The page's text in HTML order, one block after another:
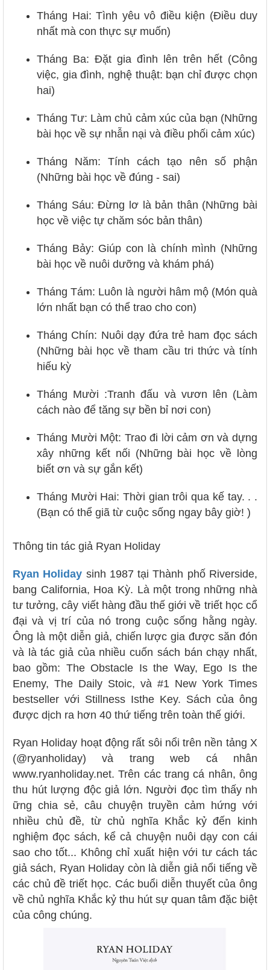
Tháng Hai: Tình yêu vô điều kiện (Điều duy
nhất mà con thực sự muốn)
Tháng Ba: Đặt gia đình lên trên hết (Công
việc, gia đình, nghệ thuật: bạn chỉ được chọn
hai)
Tháng Tư: Làm chủ cảm xúc của bạn (Những
bài học về sự nhẫn nại và điều phối cảm xúc)
Tháng Năm: Tính cách tạo nên số phận
(Những bài học về đúng - sai)
Tháng Sáu: Đừng lơ là bản thân (Những bài
học về việc tự chăm sóc bản thân)
Tháng Bảy: Giúp con là chính mình (Những
bài học về nuôi dưỡng và khám phá)
Tháng Tám: Luôn là người hâm mộ (Món quà
lớn nhất bạn có thể trao cho con)
Tháng Chín: Nuôi dạy đứa trẻ ham đọc sách
(Những bài học về tham cầu tri thức và tính
hiếu kỳ
Tháng Mười :Tranh đấu và vươn lên (Làm
cách nào để tăng sự bền bỉ nơi con)
Tháng Mười Một: Trao đi lời cảm ơn và dựng
xây những kết nối (Những bài học về lòng
biết ơn và sự gắn kết)
Tháng Mười Hai: Thời gian trôi qua kế tay. . .
(Bạn có thể giã từ cuộc sống ngay bây giờ! )
Thông tin tác giả Ryan Holiday
Ryan Holiday sinh 1987 tại Thành phố Riverside,
bang California, Hoa Kỳ. Là một trong những nhà
tư tưởng, cây viết hàng đầu thế giới về triết học cổ
đại và vị trí của nó trong cuộc sống hằng ngày.
Ông là một diễn giả, chiến lược gia được săn đón
và là tác giả của nhiều cuốn sách bán chạy nhất,
bao gồm: The Obstacle Is the Way, Ego Is the
Enemy, The Daily Stoic, và #1 New York Times
bestseller với Stillness Isthe Key. Sách của ông
được dịch ra hơn 40 thứ tiếng trên toàn thế giới.
Ryan Holiday hoạt động rất sôi nổi trên nền tảng X
(@ryanholiday) và trang web cá nhân
www.ryanholiday.net. Trên các trang cá nhân, ông
thu hút lượng độc giả lớn. Người đọc tìm thấy nh
ững chia sẻ, câu chuyện truyền cảm hứng với
nhiều chủ đề, từ chủ nghĩa Khắc kỷ đến kinh
nghiệm đọc sách, kể cả chuyện nuôi dạy con cái
sao cho tốt... Không chỉ xuất hiện với tư cách tác
giả sách, Ryan Holiday còn là diễn giả nổi tiếng về
các chủ đề triết học. Các buổi diễn thuyết của ông
về chủ nghĩa Khắc kỷ thu hút sự quan tâm đặc biệt
của công chúng.